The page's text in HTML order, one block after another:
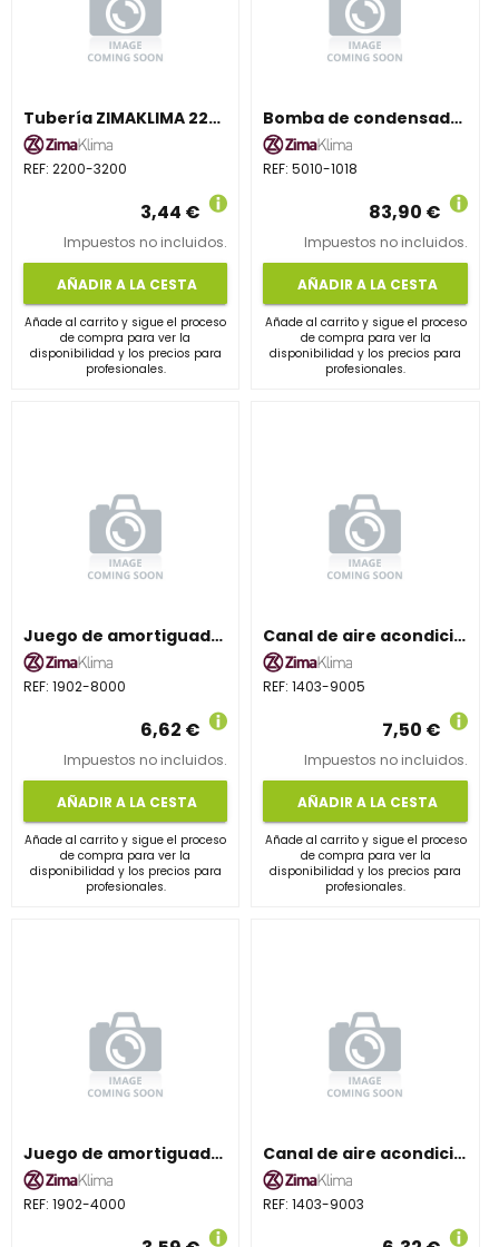
Tubería ZIMAKLIMA 2200-3200 para sistemas de evacuación de condensados
REF: 2200-3200
3,44 €
Impuestos no incluidos.
AÑADIR A LA CESTA
Añade al carrito y sigue el proceso
de compra para ver la
disponibilidad y los precios para
profesionales.
Bomba de condensados WIPCOOL eficiente para uso residencial o comercial
REF:5010-1018
83,90 €
Impuestos no incluidos.
AÑADIR A LA CESTA
Añade al carrito y sigue el proceso
de compra para ver la
disponibilidad y los precios para
profesionales.
Juego de amortiguadores ZIMAKLIMA 1902 para 8000 frig/h
REF: 1902-8000
6,62 €
Impuestos no incluidos.
AÑADIR A LA CESTA
Añade al carrito y sigue el proceso
de compra para ver la
disponibilidad y los precios para
profesionales.
Canal de aire acondicionado ZIMAKLIMA 1403-9005 compacta para sistemas múltiples
REF:1403-9005
7,50 €
Impuestos no incluidos.
AÑADIR A LA CESTA
Añade al carrito y sigue el proceso
de compra para ver la
disponibilidad y los precios para
profesionales.
Juego de amortiguadores ZIMAKLIMA 1902 para 4000 frig/h
REF: 1902-4000
Canal de aire acondicionado ZIMAKLIMA 1403-9003 compacta para montaje profesional
REF:1403-9003